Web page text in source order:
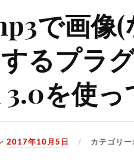
で画像
るプラ
を使っ
2017年10月5日 カテゴリ